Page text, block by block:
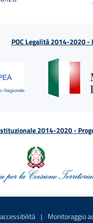
POC Legalità 2014-2020
2014-2020 -
una nuova finestra
Sito interno -
Monitoraggio